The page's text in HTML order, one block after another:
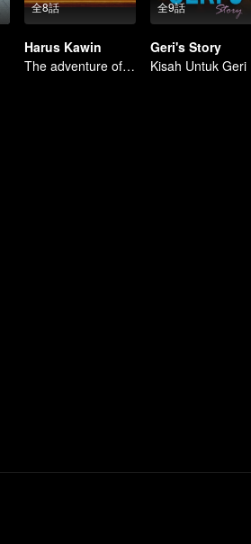
全8話
Harus Kawin
The adventure of 5 friends looking for a soulmate!
全9話
Geri's Story
Kisah Untuk Geri